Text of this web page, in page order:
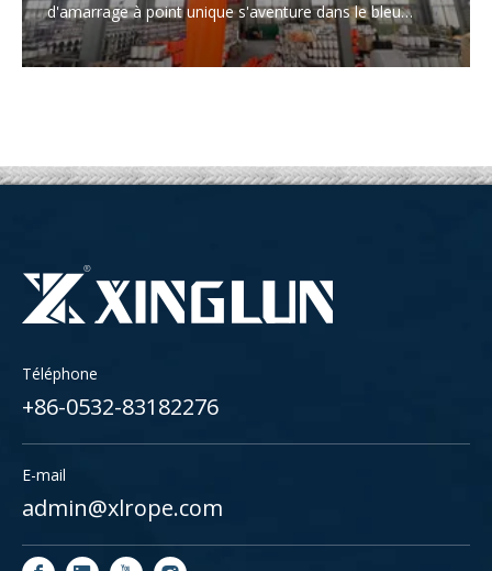
d'amarrage à point unique s'aventure dans le bleu
profond!
Téléphone
+86-0532-83182276
E-mail
admin@xlrope.com